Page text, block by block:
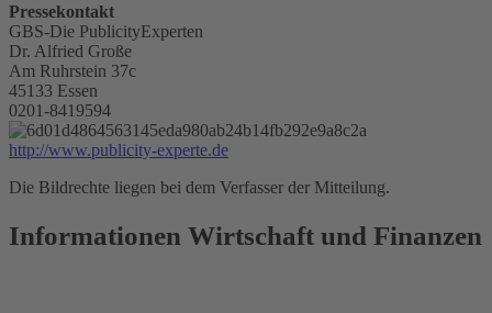
Pressekontakt
GBS-Die PublicityExperten
Dr. Alfried Große
Am Ruhrstein 37c
45133 Essen
0201-8419594
http://www.publicity-experte.de
Die Bildrechte liegen bei dem Verfasser der Mitteilung.
Informationen Wirtschaft und Finanzen